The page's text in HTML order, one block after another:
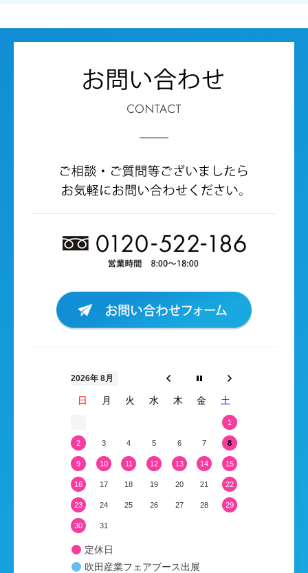
2026年 8月
日 月 火 水 木 金 土
1
2 3 4 5 6 7 8
9 10 11 12 13 14 15
16 17 18 19 20 21 22
23 24 25 26 27 28 29
30 31
定休日
吹田産業フェアブース出展